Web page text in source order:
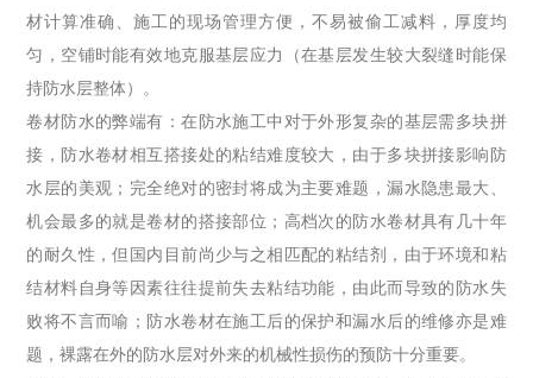
材计算准确、施工的现场管理方便，不易被偷工减料，厚度均
匀，空铺时能有效地克服基层应力（在基层发生较大裂缝时能保
持防水层整体）。
卷材防水的弊端有：在防水施工中对于外形复杂的基层需多块拼
接，防水卷材相互搭接处的粘结难度较大，由于多块拼接影响防
水层的美观；完全绝对的密封将成为主要难题，漏水隐患最大、
机会最多的就是卷材的搭接部位；高档次的防水卷材具有几十年
的耐久性，但国内目前尚少与之相匹配的粘结剂，由于环境和粘
结材料自身等因素往往提前失去粘结功能，由此而导致的防水失
败将不言而喻；防水卷材在施工后的保护和漏水后的维修亦是难
题，裸露在外的防水层对外来的机械性损伤的预防十分重要。